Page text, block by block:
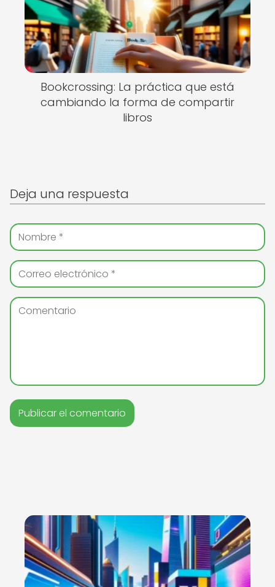
Bookcrossing: La práctica que está
cambiando la forma de compartir
libros
Deja una respuesta